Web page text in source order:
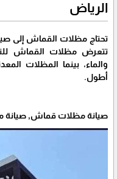
الرياض
تحتاج مظلات القماش إلى
تتعرض مظلات القماش
والماء، بينما المظلات
أطول.
صيانة مظلات قماش, صيانة